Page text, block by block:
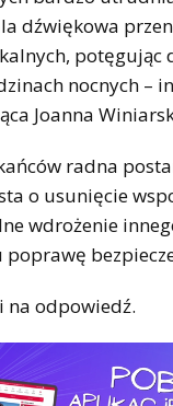
dźwiękowa
potęgując
nocnych –
Joanna
radna
o usunięcie
wdrożenie
poprawę
na odpowiedź.